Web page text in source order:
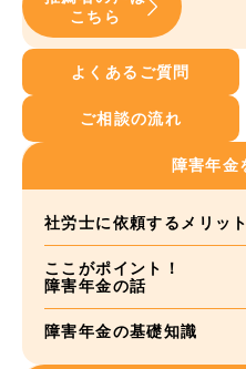
こちら
よくあるご質問
ご相談の流れ
障害年金
社労士に依頼するメリット
ここがポイント！
障害年金の話
障害年金の基礎知識